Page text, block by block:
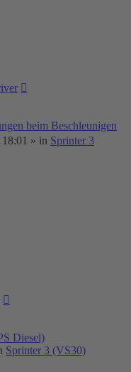
beim Beschleunigen
» in Sprinter 3
Diesel)
Sprinter 3 (VS30)